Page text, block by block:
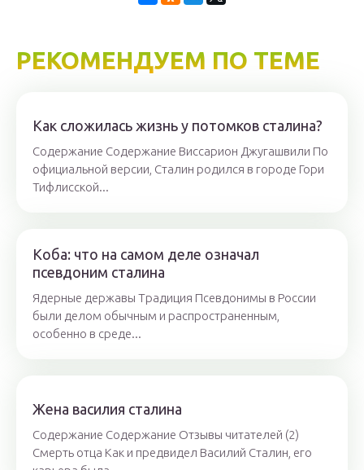
РЕКОМЕНДУЕМ ПО ТЕМЕ
Как сложилась жизнь у потомков сталина?
Содержание Содержание Виссарион Джугашвили По
официальной версии, Сталин родился в городе Гори
Тифлисской...
Коба: что на самом деле означал
псевдоним сталина
Ядерные державы Традиция Псевдонимы в России
были делом обычным и распространенным,
особенно в среде...
Жена василия сталина
Содержание Содержание Отзывы читателей (2)
Смерть отца Как и предвидел Василий Сталин, его